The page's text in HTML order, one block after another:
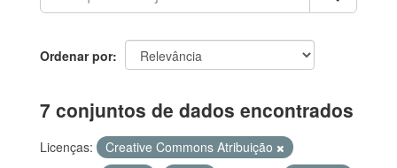
Ordenar por
7 conjuntos de dados encontrados
Licenças:
Creative Commons Atribuição